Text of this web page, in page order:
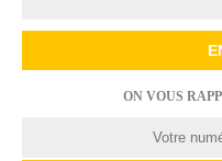
ON VOUS